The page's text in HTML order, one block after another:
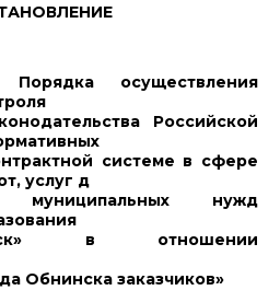
осуществления
Российской
системе в сфере
услуг д
муниципальных нужд
в отношении
Обнинска заказчиков»